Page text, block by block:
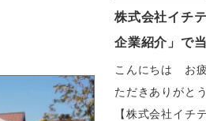
株式会社イチ
企業紹介」で
こんにちは お
ただきありがと
【株式会社イチ